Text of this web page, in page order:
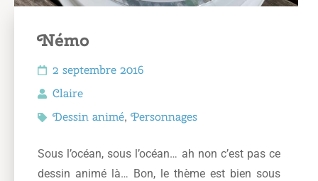
Némo
2 septembre 2016
Claire
Dessin animé, Personnages
Sous l’océan, sous l’océan… ah non c’est pas ce
dessin animé là… Bon, le thème est bien sous